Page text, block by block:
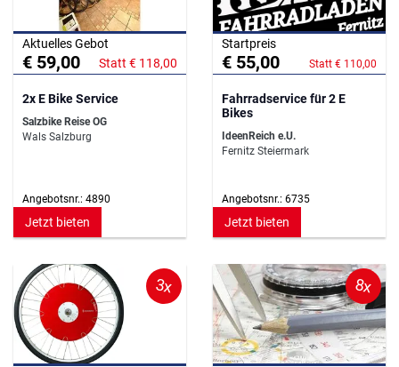
Aktuelles Gebot
€ 59,00 Statt € 118,00
2x E Bike Service
Salzbike Reise OG
Wals Salzburg
Angebotsnr.: 4890
Jetzt bieten
Startpreis
€ 55,00 Statt € 110,00
Fahrradservice für 2 E
Bikes
IdeenReich e.U.
Fernitz Steiermark
Angebotsnr.: 6735
Jetzt bieten
3x 8x